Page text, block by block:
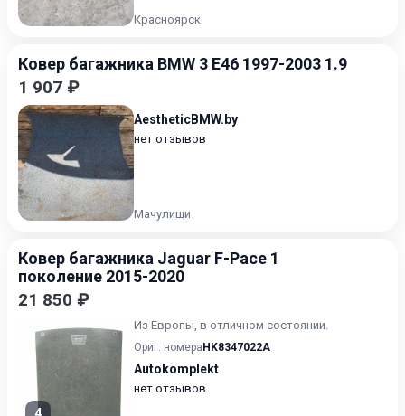
Красноярск
Ковер багажника BMW 3 E46 1997-2003 1.9
1 907 ₽
AestheticBMW.by
нет отзывов
Мачулищи
Ковер багажника Jaguar F-Pace 1
поколение 2015-2020
21 850 ₽
Из Европы, в отличном состоянии.
Ориг. номера HK8347022A
Autokomplekt
нет отзывов